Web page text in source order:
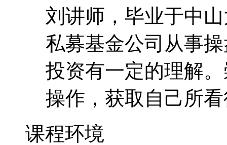
刘讲师，毕业于中
私募基金公司从事
投资有一定的理解
操作，获取自己所
课程环境